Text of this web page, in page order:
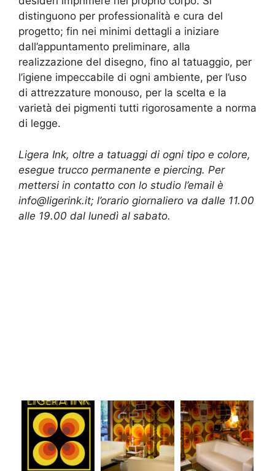
distinguono per professionalità e cura del
progetto; fin nei minimi dettagli a iniziare
dall’appuntamento preliminare, alla
realizzazione del disegno, fino al tatuaggio, per
l’igiene impeccabile di ogni ambiente, per l’uso
di attrezzature monouso, per la scelta e la
varietà dei pigmenti tutti rigorosamente a norma
di legge.
Ligera Ink, oltre a tatuaggi di ogni tipo e colore,
esegue trucco permanente e piercing. Per
mettersi in contatto con lo studio l’email è
info@ligerink.it; l’orario giornaliero va dalle 11.00
alle 19.00 dal lunedì al sabato.